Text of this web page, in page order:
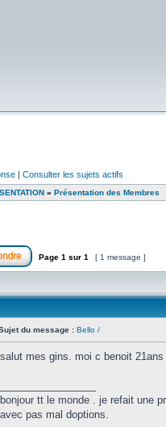
| Consulter les sujets actifs
» Présentation des Membres
Page 1 sur 1 [ 1 message ]
du message : Bello /
salut mes gins. moi c benoit
bonjour tt le monde . je refait une
avec pas mal doptions.